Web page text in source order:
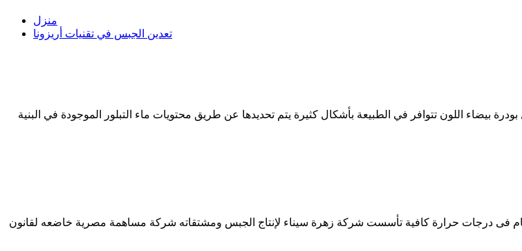
منزل
تعدين الجبس في تقنيات أريزونا
بيضاء اللون تتوافر في الطبيعة بأشكال كثيرة يتم تحديدها عن طريق محتويات ماء التبلور الموجودة في البنية
فى درجات حرارة كافية تأسست شركة زهرة سيناء لإنتاج الجبس ومشتقاته شركة مساهمة مصرية خاضعه لقانون